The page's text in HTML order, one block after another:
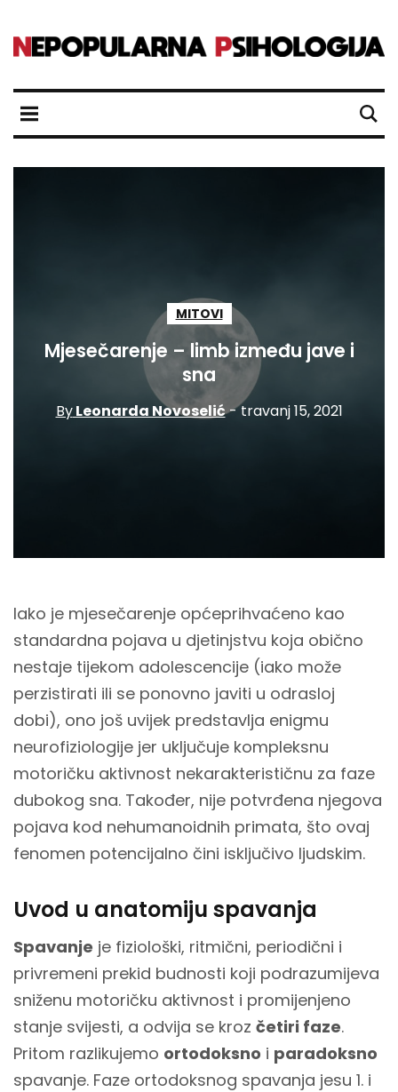
MITOVI
Mjesečarenje – limb između jave i
sna
ByLeonarda Novoselić- travanj 15, 2021
Iako je mjesečarenje općeprihvaćeno kao
standardna pojava u djetinjstvu koja obično
nestaje tijekom adolescencije (iako može
perzistirati ili se ponovno javiti u odrasloj
dobi), ono još uvijek predstavlja enigmu
neurofiziologije jer uključuje kompleksnu
motoričku aktivnost nekarakterističnu za faze
dubokog sna. Također, nije potvrđena njegova
pojava kod nehumanoidnih primata, što ovaj
fenomen potencijalno čini isključivo ljudskim.
Uvod u anatomiju spavanja
Spavanje je fiziološki, ritmični, periodični i
privremeni prekid budnosti koji podrazumijeva
sniženu motoričku aktivnost i promijenjeno
stanje svijesti, a odvija se kroz četiri faze.
Pritom razlikujemo ortodoksno i paradoksno
spavanje. Faze ortodoksnog spavanja jesu 1. i